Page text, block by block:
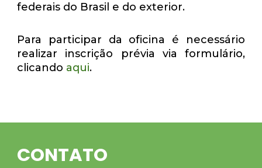
federais do Brasil e do exterior.
Para participar da oficina é necessário
realizar inscrição prévia via formulário,
clicando aqui.
CONTATO